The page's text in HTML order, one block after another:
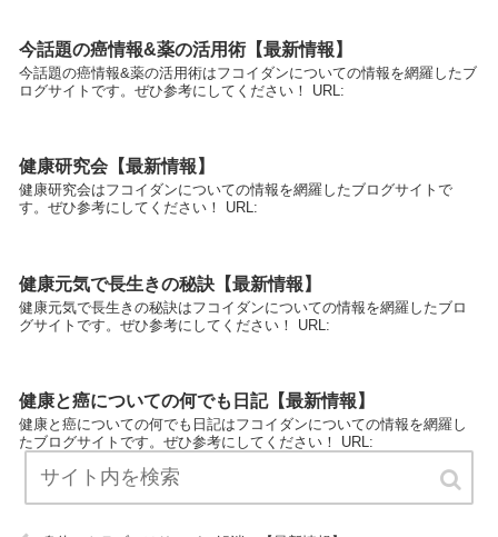
今話題の癌情報&薬の活用術【最新情報】
今話題の癌情報&薬の活用術はフコイダンについての情報を網羅したブ
ログサイトです。ぜひ参考にしてください！ URL:
健康研究会【最新情報】
健康研究会はフコイダンについての情報を網羅したブログサイトで
す。ぜひ参考にしてください！ URL:
健康元気で長生きの秘訣【最新情報】
健康元気で長生きの秘訣はフコイダンについての情報を網羅したブロ
グサイトです。ぜひ参考にしてください！ URL:
健康と癌についての何でも日記【最新情報】
健康と癌についての何でも日記はフコイダンについての情報を網羅し
たブログサイトです。ぜひ参考にしてください！ URL: